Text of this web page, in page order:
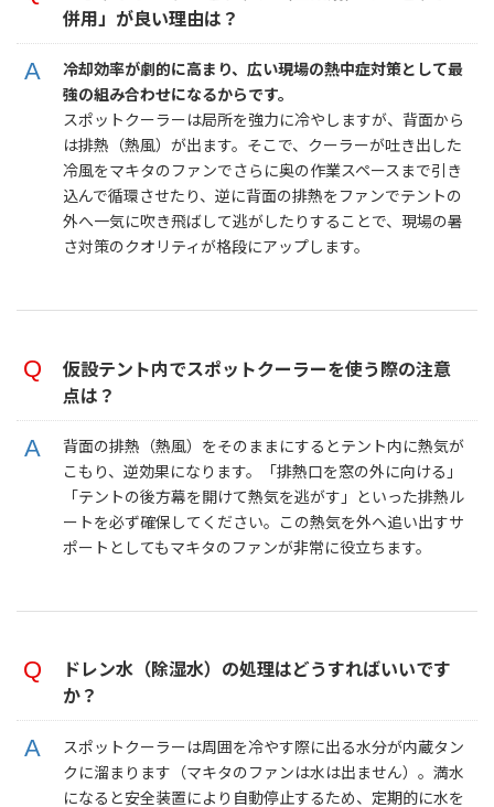
併用」が良い理由は？
冷却効率が劇的に高まり、広い現場の熱中症対策として最
強の組み合わせになるからです。
スポットクーラーは局所を強力に冷やしますが、背面から
は排熱（熱風）が出ます。そこで、クーラーが吐き出した
冷風をマキタのファンでさらに奥の作業スペースまで引き
込んで循環させたり、逆に背面の排熱をファンでテントの
外へ一気に吹き飛ばして逃がしたりすることで、現場の暑
さ対策のクオリティが格段にアップします。
仮設テント内でスポットクーラーを使う際の注意
点は？
背面の排熱（熱風）をそのままにするとテント内に熱気が
こもり、逆効果になります。「排熱口を窓の外に向ける」
「テントの後方幕を開けて熱気を逃がす」といった排熱ル
ートを必ず確保してください。この熱気を外へ追い出すサ
ポートとしてもマキタのファンが非常に役立ちます。
ドレン水（除湿水）の処理はどうすればいいです
か？
スポットクーラーは周囲を冷やす際に出る水分が内蔵タン
クに溜まります（マキタのファンは水は出ません）。満水
になると安全装置により自動停止するため、定期的に水を